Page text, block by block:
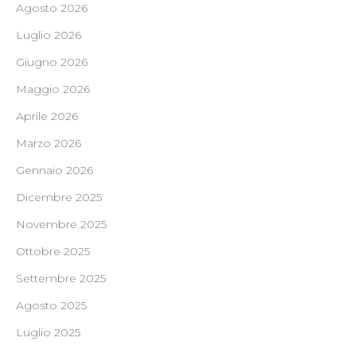
Agosto 2026
Luglio 2026
Giugno 2026
Maggio 2026
Aprile 2026
Marzo 2026
Gennaio 2026
Dicembre 2025
Novembre 2025
Ottobre 2025
Settembre 2025
Agosto 2025
Luglio 2025